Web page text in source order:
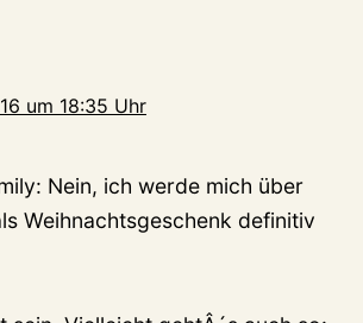
um 18:35 Uhr
Nein, ich werde mich über
Weihnachtsgeschenk definitiv